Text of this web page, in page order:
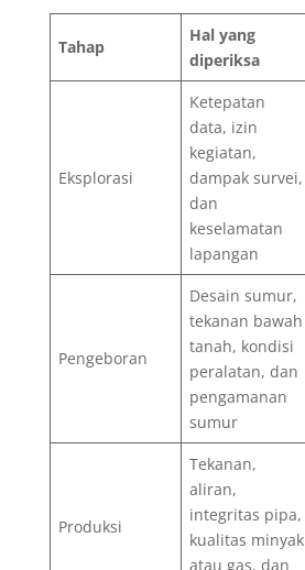
Tahap
Hal yang
diperiksa
Eksplorasi
Ketepatan
data, izin
kegiatan,
dampak survei,
dan
keselamatan
lapangan
Pengeboran
Desain sumur,
tekanan bawah
tanah, kondisi
peralatan, dan
pengamanan
sumur
Produksi
Tekanan,
aliran,
integritas pipa,
kualitas minyak
atau gas, dan